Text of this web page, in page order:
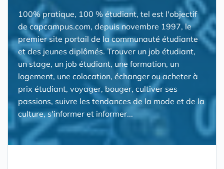
100% pratique, 100 % étudiant, tel est l'objectif
de capcampus.com, depuis novembre 1997, le
premier site portail de la communauté étudiante
et des jeunes diplômés. Trouver un job étudiant,
un stage, un job étudiant, une formation, un
logement, une colocation, échanger ou acheter à
prix étudiant, voyager, bouger, cultiver ses
passions, suivre les tendances de la mode et de la
culture, s'informer et informer...